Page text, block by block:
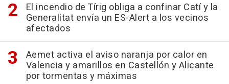
El incendio de Tírig obliga a confinar Catí y la
Generalitat envía un ES-Alert a los vecinos
afectados
Aemet activa el aviso naranja por calor en
Valencia y amarillos en Castellón y Alicante
por tormentas y máximas